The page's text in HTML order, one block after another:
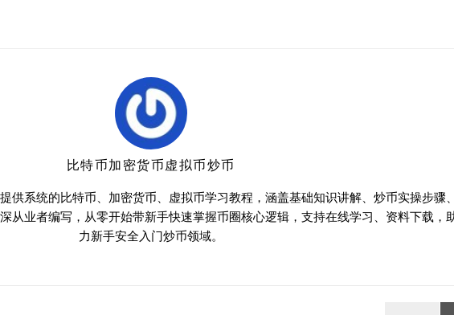
比特币加密货币虚拟币炒币
供系统的比特币、加密货币、虚拟币学习教程，涵盖基础知识讲解、炒币实操步骤
从业者编写，从零开始带新手快速掌握币圈核心逻辑，支持在线学习、资料下载，
力新手安全入门炒币领域。